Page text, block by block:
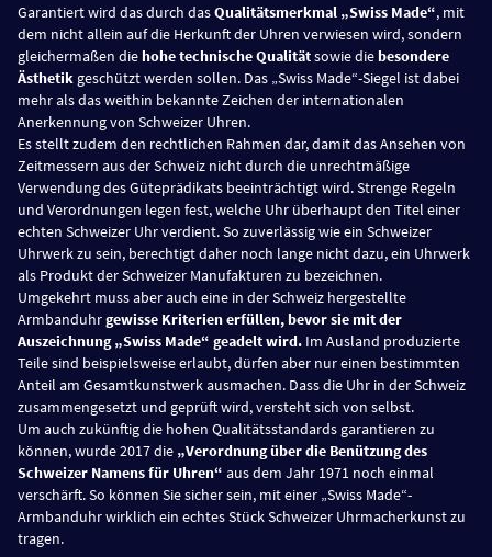
Garantiert wird das durch dasQualitätsmerkmal „Swiss Made“, mit
dem nicht allein auf die Herkunft der Uhren verwiesen wird, sondern
gleichermaßen die hohe technische Qualitätsowie die besondere
Ästhetik geschützt werden sollen. Das „Swiss Made“-Siegel ist dabei
mehr als das weithin bekannte Zeichen der internationalen
Anerkennung von Schweizer Uhren.
Es stellt zudem den rechtlichen Rahmen dar, damit das Ansehen von
Zeitmessern aus der Schweiz nicht durch die unrechtmäßige
Verwendung des Güteprädikats beeinträchtigt wird. Strenge Regeln
und Verordnungen legen fest, welche Uhr überhaupt den Titel einer
echten Schweizer Uhr verdient. So zuverlässig wie ein Schweizer
Uhrwerk zu sein, berechtigt daher noch lange nicht dazu, ein Uhrwerk
als Produkt der Schweizer Manufakturen zu bezeichnen.
Umgekehrt muss aber auch eine in der Schweiz hergestellte
Armbanduhrgewisse Kriterien erfüllen, bevor sie mit der
Auszeichnung „Swiss Made“ geadelt wird. Im Ausland produzierte
Teile sind beispielsweise erlaubt, dürfen aber nur einen bestimmten
Anteil am Gesamtkunstwerk ausmachen. Dass die Uhr in der Schweiz
zusammengesetzt und geprüft wird, versteht sich von selbst.
Um auch zukünftig die hohen Qualitätsstandards garantieren zu
können, wurde 2017 die „Verordnung über die Benützung des
Schweizer Namens für Uhren“ aus dem Jahr 1971 noch einmal
verschärft. So können Sie sicher sein, mit einer „Swiss Made“-
Armbanduhr wirklich ein echtes Stück Schweizer Uhrmacherkunst zu
tragen.